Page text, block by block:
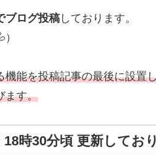
ブログ投稿 しております。
能を投稿記事の最後に設置
ます。
時30分頃 更新してお